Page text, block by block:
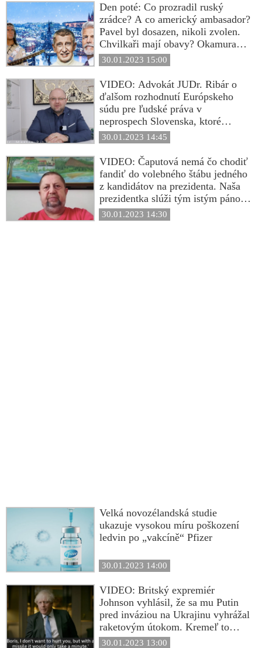
Den poté: Co prozradil ruský
zrádce? A co americký ambasador?
Pavel byl dosazen, nikoli zvolen.
Chvilkaři mají obavy? Okamura
nabízí spolupráci? Rozděl a panuj.
Cukr a bič v praxi. Vinnetou se
mýlil: Boj!
30.01.2023 15:00
VIDEO: Advokát JUDr. Ribár o
ďalšom rozhodnutí Európskeho
súdu pre ľudské práva v
neprospech Slovenska, ktoré
dokazuje porušenie práva na
spravodlivý proces tým, že v
súdnom konaní neboli vykonávané
dôkazy navrhované obhajobou
30.01.2023 14:45
VIDEO: Čaputová nemá čo chodiť
fandiť do volebného štábu jedného
z kandidátov na prezidenta. Naša
prezidentka slúži tým istým pánom
ako nový český prezident Pavel.
Obaja sú spoločne so Zelenským
30.01.2023 14:30
Velká novozélandská studie
ukazuje vysokou míru poškození
ledvin po „vakcíně“ Pfizer
30.01.2023 14:00
VIDEO: Britský expremiér
Johnson vyhlásil, že sa mu Putin
pred inváziou na Ukrajinu vyhrážal
raketovým útokom. Kremeľ to
označil za lož
30.01.2023 13:00